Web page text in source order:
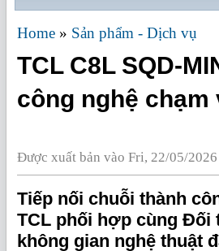
Home » Sản phẩm - Dịch vụ
TCL C8L SQD-
công nghệ chạm
Được xuất bản vào Fri, 22/05/
Tiếp nối chuỗi thành
TCL phối hợp cùng Đối
không gian nghệ thuật